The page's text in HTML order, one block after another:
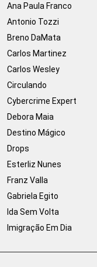
Ana Paula Franco
Antonio Tozzi
Breno DaMata
Carlos Martinez
Carlos Wesley
Circulando
Cybercrime Expert
Debora Maia
Destino Mágico
Drops
Esterliz Nunes
Franz Valla
Gabriela Egito
Ida Sem Volta
Imigração Em Dia